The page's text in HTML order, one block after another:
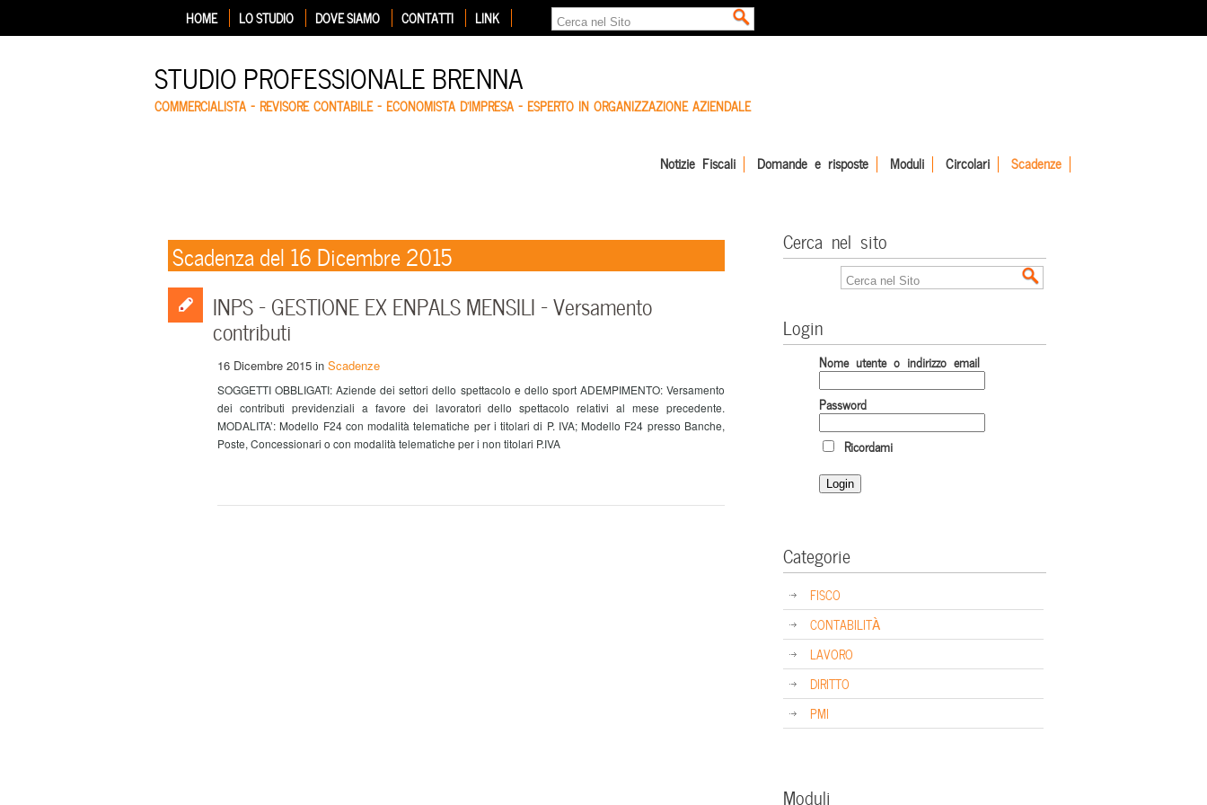
HOME LO STUDIO DOVE SIAMO CONTATTI LINK
STUDIO PROFESSIONALE BRENNA
COMMERCIALISTA – REVISORE CONTABILE – ECONOMISTA D'IMPRESA – ESPERTO IN ORGANIZZAZIONE AZIENDALE
Notizie Fiscali Domande e risposte Moduli Circolari Scadenze
Scadenza del 16 Dicembre 2015
INPS – GESTIONE EX ENPALS MENSILI – Versamento
contributi
16 Dicembre 2015 in Scadenze
SOGGETTI OBBLIGATI: Aziende dei settori dello spettacolo e dello sport ADEMPIMENTO: Versamento
dei contributi previdenziali a favore dei lavoratori dello spettacolo relativi al mese precedente.
MODALITA’: Modello F24 con modalità telematiche per i titolari di P. IVA; Modello F24 presso Banche,
Poste, Concessionari o con modalità telematiche per i non titolari P.IVA
Cerca nel sito
Login
Nome utente o indirizzo email
Password
Ricordami
Categorie
FISCO
CONTABILITÀ
LAVORO
DIRITTO
PMI
Moduli